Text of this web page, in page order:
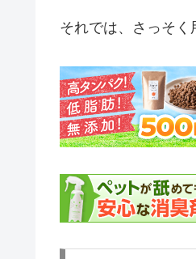
それでは、さっそく